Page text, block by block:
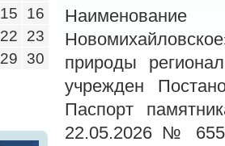
природы
учрежден
Паспорт
22.05.2026 №
15
16
22
23
29
30